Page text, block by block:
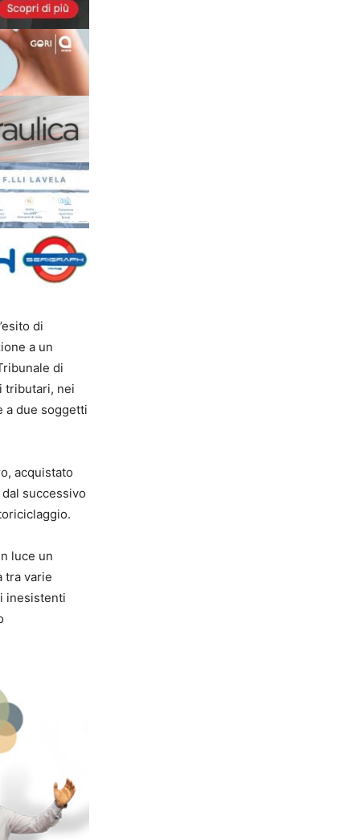
di
a un
di
tributari, nei
a due soggetti
acquistato
successivo
luce un
tra varie
inesistenti